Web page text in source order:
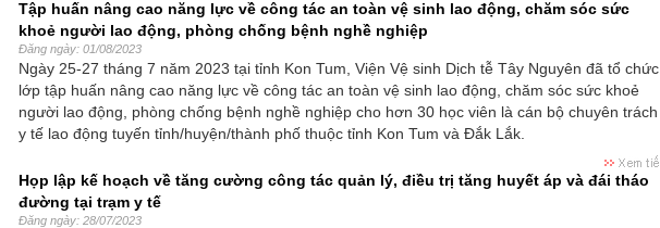
Tập huấn nâng cao năng lực về công tác an toàn vệ sinh lao động, chăm sóc sức
khoẻ người lao động, phòng chống bệnh nghề nghiệp
Đăng ngày: 01/08/2023
Ngày 25-27 tháng 7 năm 2023 tại tỉnh Kon Tum, Viện Vệ sinh Dịch tễ Tây Nguyên đã tổ chức
lớp tập huấn nâng cao năng lực về công tác an toàn vệ sinh lao động, chăm sóc sức khoẻ
người lao động, phòng chống bệnh nghề nghiệp cho hơn 30 học viên là cán bộ chuyên trách
y tế lao động tuyến tỉnh/huyện/thành phố thuộc tỉnh Kon Tum và Đắk Lắk.
Họp lập kế hoạch về tăng cường công tác quản lý, điều trị tăng huyết áp và đái tháo
đường tại trạm y tế
Đăng ngày: 28/07/2023